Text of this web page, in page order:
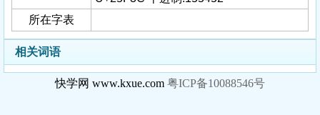
所在字表
相关词语
快学网 www.kxue.com 粤ICP备10088546号